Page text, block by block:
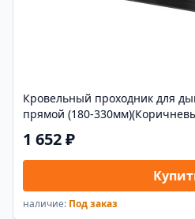
Кровельный проходник для
прямой (180-
1 652 ₽
наличие: Под заказ